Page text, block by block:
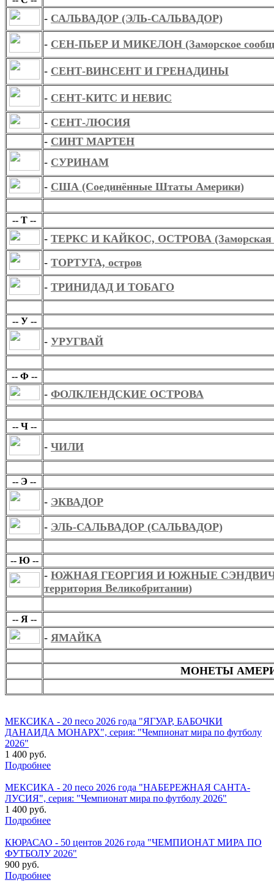
- САЛЬВАДОР (ЭЛЬ-САЛЬВАДОР)
- СЕН-ПЬЕР И МИКЕЛОН (Заморское
- СЕНТ-ВИНСЕНТ И ГРЕНАДИНЫ
- СЕНТ-КИТС И НЕВИС
- СЕНТ-ЛЮСИЯ
- СИНТ МАРТЕН
- СУРИНАМ
- США (Соединённые Штаты Америки)
-- Т --
- ТЕРКС И КАЙКОС, ОСТРОВА (Заморская
- ТОРТУГА, остров
- ТРИНИДАД И ТОБАГО
-- У --
- УРУГВАЙ
-- Ф --
- ФОЛКЛЕНДСКИЕ ОСТРОВА
-- Ч --
- ЧИЛИ
-- Э --
- ЭКВАДОР
- ЭЛЬ-САЛЬВАДОР (САЛЬВАДОР)
-- Ю --
- ЮЖНАЯ ГЕОРГИЯ И ЮЖНЫЕ
территория Великобритании)
-- Я --
- ЯМАЙКА
МОНЕТЫ
МЕКСИКА - 20 песо 2026 года "ЯГУАР, БАБОЧКИ
ДАНАИДА МОНАРХ", серия: "Чемпионат мира по футболу
2026"
1 400 руб.
Подробнее
МЕКСИКА - 20 песо 2026 года "НАБЕРЕЖНАЯ САНТА-
ЛУСИЯ", серия: "Чемпионат мира по футболу 2026"
1 400 руб.
Подробнее
КЮРАСАО - 50 центов 2026 года "ЧЕМПИОНАТ МИРА ПО
ФУТБОЛУ 2026"
900 руб.
Подробнее